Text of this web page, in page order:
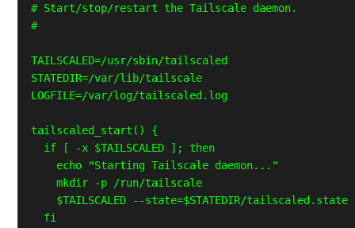
# Start/stop/restart the Tailscale daemon.
#
TAILSCALED=/usr/sbin/tailscaled
STATEDIR=/var/lib/tailscale
LOGFILE=/var/log/tailscaled.log
tailscaled_start() {
  if [ -x $TAILSCALED ]; then
    echo "Starting Tailscale daemon..."
    mkdir -p /run/tailscale
$TAILSCALED --state=$STATEDIR/
  fi